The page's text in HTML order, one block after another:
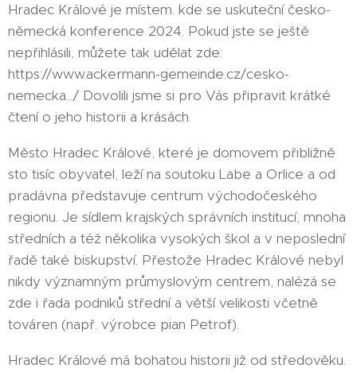
Hradec Králové je místem. kde se uskuteční česko-
německá konference 2024. Pokud jste se ještě
nepřihlásili, můžete tak udělat zde:
https://www.ackermann-gemeinde.cz/cesko-
nemecka.../ Dovolili jsme si pro Vás připravit krátké
čtení o jeho historii a krásách.
Město Hradec Králové, které je domovem přibližně
sto tisíc obyvatel, leží na soutoku Labe a Orlice a od
pradávna představuje centrum východočeského
regionu. Je sídlem krajských správních institucí, mnoha
středních a též několika vysokých škol a v neposlední
řadě také biskupství. Přestože Hradec Králové nebyl
nikdy významným průmyslovým centrem, nalézá se
zde i řada podniků střední a větší velikosti včetně
továren (např. výrobce pian Petrof).
Hradec Králové má bohatou historii již od středověku.